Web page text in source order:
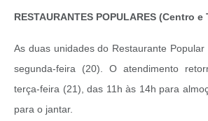
RESTAURANTES POPULARES (Centro
As duas unidades do Restaurante
segunda-feira (20). O atendimento
terça-feira (21), das 11h às 14h para
para o jantar.